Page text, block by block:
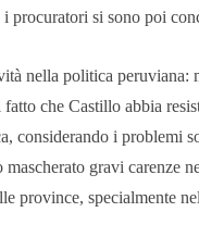
si sono poi
nella politica
che Castillo abbia
considerando i problemi
gravi carenze
province, specialmente